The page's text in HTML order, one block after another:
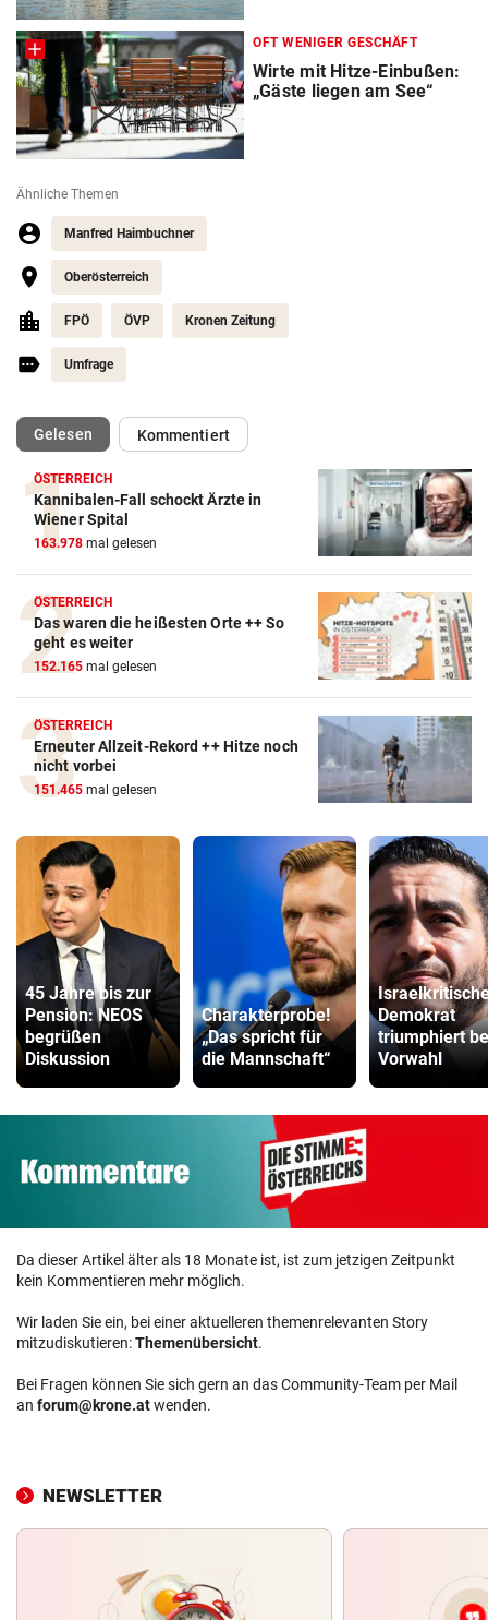
OFT WENIGER GESCHÄFT
Wirte mit Hitze-Einbußen:
„Gäste liegen am See“
Ähnliche Themen
Manfred Haimbuchner
Oberösterreich
FPÖ ÖVP Kronen Zeitung
Umfrage
Gelesen(ausgewählt)Kommentiert
ÖSTERREICH
Kannibalen-Fall schockt Ärzte in
Wiener Spital
163.978 mal gelesen
ÖSTERREICH
Das waren die heißesten Orte ++ So
geht es weiter
152.165 mal gelesen
ÖSTERREICH
Erneuter Allzeit-Rekord ++ Hitze noch
nicht vorbei
151.465 mal gelesen
45 Jahre bis zur
Pension: NEOS
begrüßen
Diskussion
Charakterprobe!
„Das spricht für
die Mannschaft“
Demokrat
triumphiert
Vorwahl
Da dieser Artikel älter als 18 Monate ist, ist zum jetzigen Zeitpunkt
kein Kommentieren mehr möglich.
Wir laden Sie ein, bei einer aktuelleren themenrelevanten Story
mitzudiskutieren:Themenübersicht.
Bei Fragen können Sie sich gern an das Community-Team per Mail
an forum@krone.atwenden.
NEWSLETTER